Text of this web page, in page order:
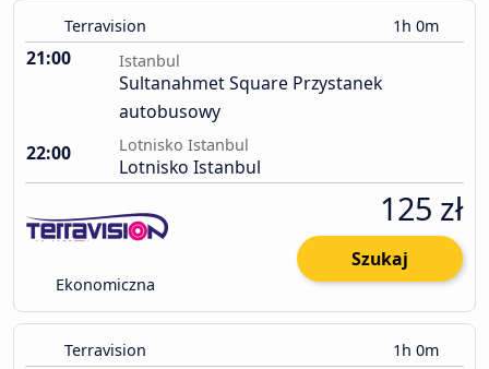
Terravision 1h 0m
21:00 Istanbul
Sultanahmet Square Przystanek
autobusowy
22:00
Lotnisko Istanbul
Lotnisko Istanbul
Ekonomiczna
125 zł
Szukaj
Terravision 1h 0m